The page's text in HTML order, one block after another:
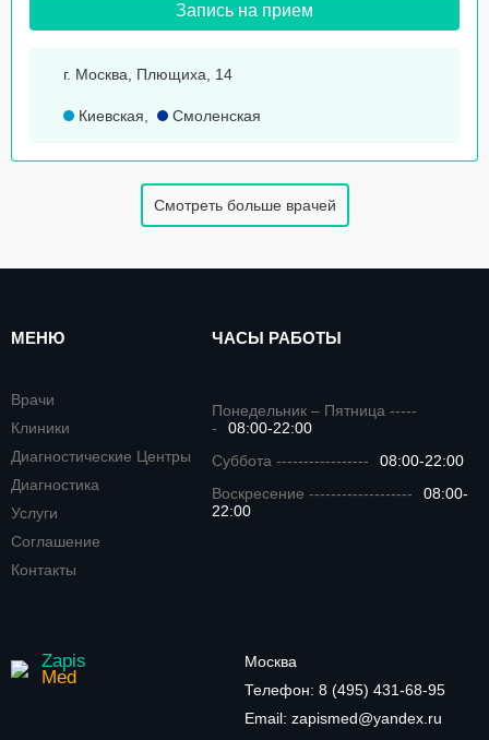
Запись на прием
г. Москва, Плющиха, 14
Киевская Смоленская
Смотреть больше врачей
МЕНЮ
Врачи
Клиники
Диагностические Центры
Диагностика
Услуги
Соглашение
Контакты
ЧАСЫ РАБОТЫ
Понедельник – Пятница -----
-
08:00-22:00
Суббота -----------------
08:00-22:00
Воскресение -------------------
08:00-
22:00
Zapis
Med
Москва
Телефон: 8 (495) 431-68-95
Email: zapismed@yandex.ru